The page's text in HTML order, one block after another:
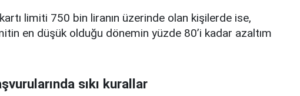
limiti 750 bin liranın üzerinde olan kişilerde ise,
en düşük olduğu dönemin yüzde 80’i kadar azaltım
sıkı kurallar